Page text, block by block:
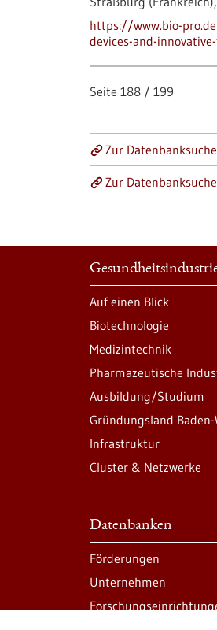
https://www.bio-
devices-and-
Seite 188 / 199
Zur
Zur
Auf einen Blick
Biotechnologie
Medizintechnik
Pharmazeutische
Ausbildung/Studium
Gründungsland
Infrastruktur
Cluster & Netzwerke
Datenbanken
Förderungen
Unternehmen